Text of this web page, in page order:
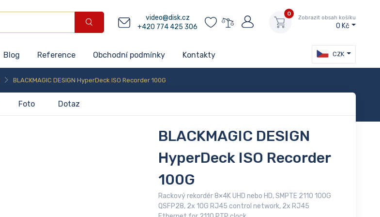
video@disk.cz
+420 774 425 306
0
Zobrazit obsah košíku
0 Kč
Blog Reference Obchodní podmínky Kontakty CZK
BLACKMAGIC DESIGN HyperDeck ISO Recorder 100G
Foto Dotaz
BLACKMAGIC DESIGN
HyperDeck ISO Recorder
100G
Rackový rekordér 8×4K UHD nebo HD, SMPTE 2110 100G
QSFP28, 2x 10G RJ45 control network, 2x RJ45